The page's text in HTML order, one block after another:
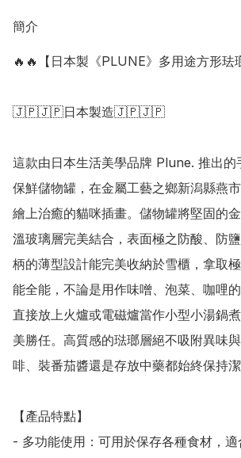
簡介
🔥🔥【日本製《PLUNE》多用途方形珐
🇯🇵🇯🇵日本製造🇯🇵🇯🇵
這款由日本生活美學品牌 Plune. 推出的
保鮮儲物罐，在金屬工藝之鄉新潟縣燕
繪上治癒的貓咪插畫。儲物罐將堅固的
溫玻璃層完美結合，表面極之防酸、防
柄的薄型設計能完美收納於雪櫃，拿取
能全能，不論是用作味噌、泡菜、咖哩
直接放上火爐或電磁爐當作小型小湯鍋
美勝任。高質感的琺瑯層絕不吸附異味
啡、裝番茄醬還是存放中藥都始終保持潔
【產品特點】
- 多功能使用：可用於保存各種食材，適